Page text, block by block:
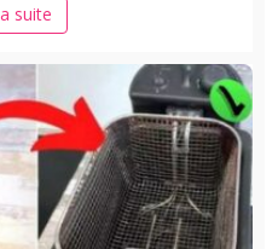
suite